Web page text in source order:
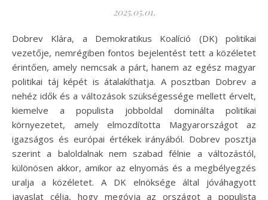
2025.05.01.
Dobrev Klára, a Demokratikus Koalíció (DK) politikai
vezetője, nemrégiben fontos bejelentést tett a közéletet
érintően, amely nemcsak a párt, hanem az egész magyar
politikai táj képét is átalakíthatja. A posztban Dobrev a
nehéz idők és a változások szükségessége mellett érvelt,
kiemelve a populista jobboldal dominálta politikai
környezetet, amely elmozdította Magyarországot az
igazságos és európai értékek irányából. Dobrev posztja
szerint a baloldalnak nem szabad félnie a változástól,
különösen akkor, amikor az elnyomás és a megbélyegzés
uralja a közéletet. A DK elnöksége által jóváhagyott
javaslat célja, hogy megóvja az országot a populista